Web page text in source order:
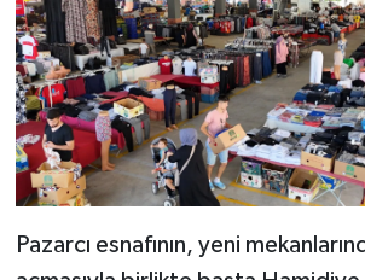
Pazarcı esnafının, yeni